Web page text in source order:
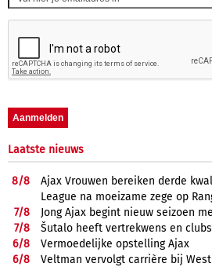
Laatste nieuws
8/8
Ajax Vrouwen bereiken derde
League na moeizame zege op
7/8
Jong Ajax begint nieuw seizoen
7/8
Šutalo heeft vertrekwens en
6/8
Vermoedelijke opstelling Ajax
6/8
Veltman vervolgt carrière bij